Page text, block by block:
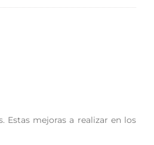
Estas mejoras a realizar en los